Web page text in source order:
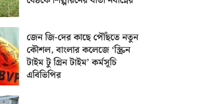
জেন জি-দের কাছে পৌঁছতে নতুন
কৌশল, বাংলার কলেজে ‘স্ক্রিন
টাইম টু গ্রিন টাইম’ কর্মসূচি
এবিভিপির